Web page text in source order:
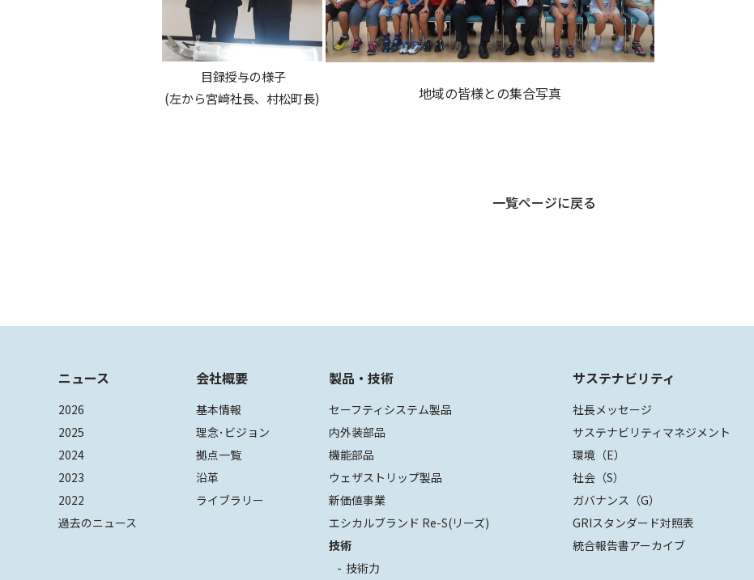
目録授与の様子
(左から宮﨑社長、村松町長)
地域の皆様との集合写真
一覧ページに戻る
ニュース
2026
2025
2024
2023
2022
過去のニュース
会社概要
基本情報
理念･ビジョン
拠点一覧
沿革
ライブラリー
製品・技術
セーフティシステム製品
内外装部品
機能部品
ウェザストリップ製品
新価値事業
エシカルブランド Re-S(リーズ)
技術
技術力
サステナビリティ
社長メッセージ
サステナビリティマネジメント
環境（E）
社会（S）
ガバナンス（G）
GRIスタンダード対照表
統合報告書アーカイブ